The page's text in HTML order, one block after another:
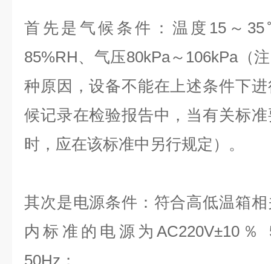
首先是气候条件：温度15～
85%RH、气压80kPa～106kPa（
种原因，设备不能在上述条件下
候记录在检验报告中，当有关标
时，应在该标准中另行规定）。
其次是电源条件：符合高低温箱
内标准的电源为AC220V±10％
50Hz；